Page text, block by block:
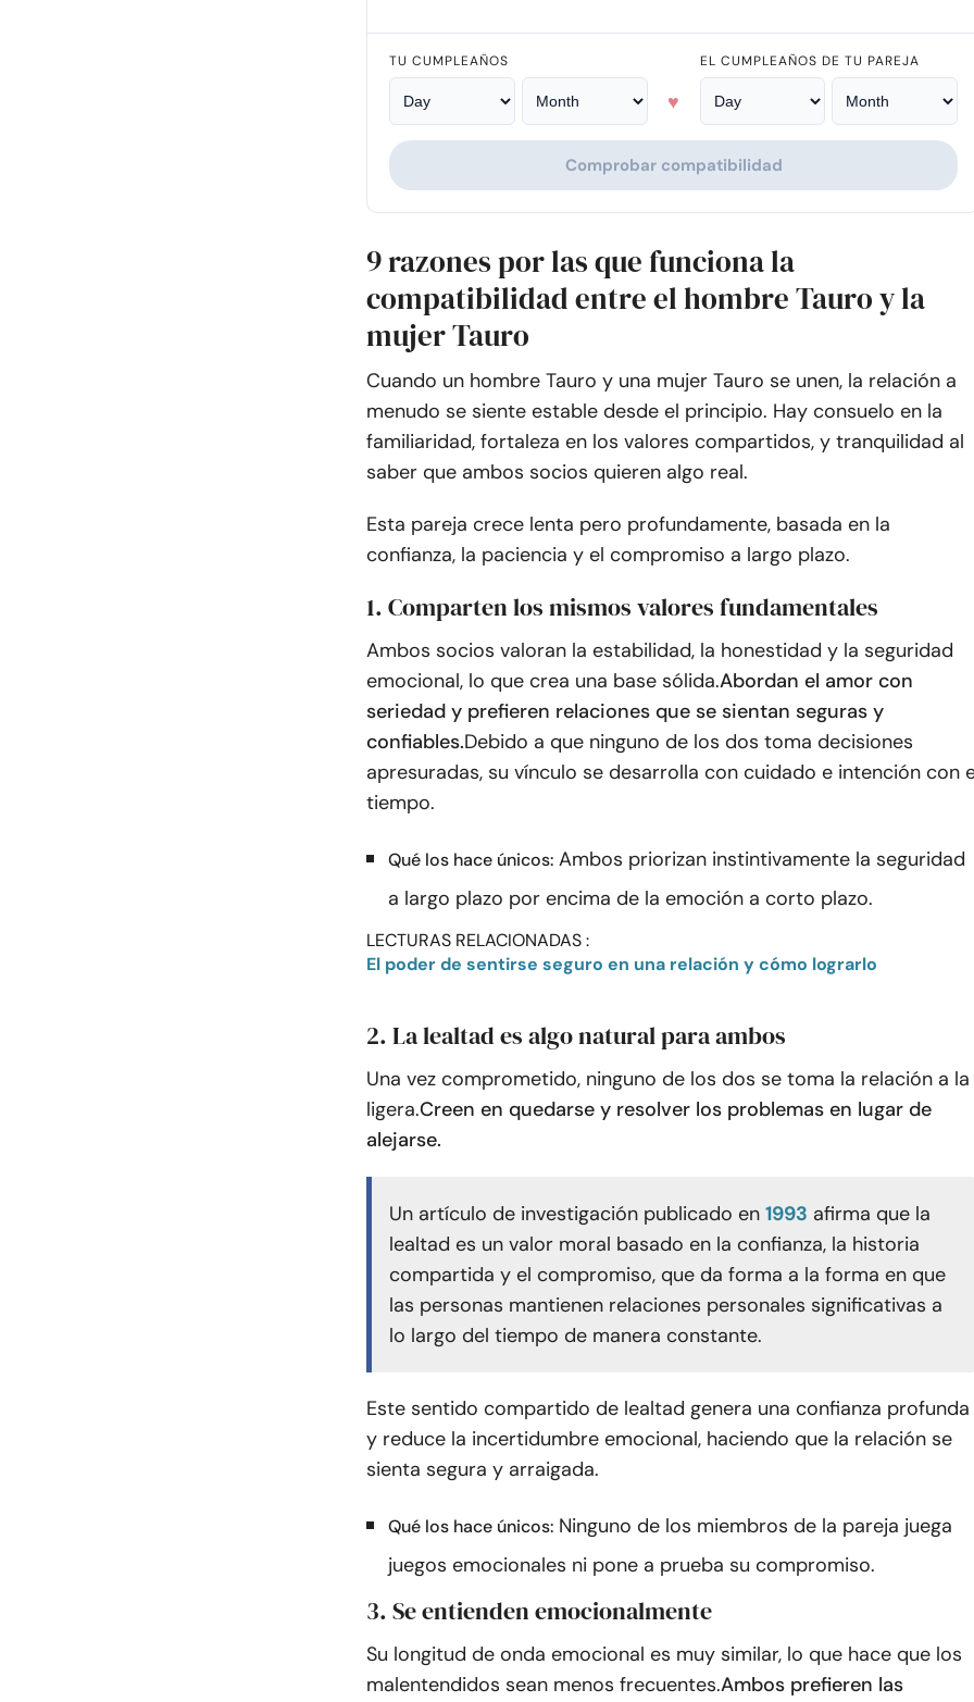
TU CUMPLEAÑOS
♥
EL CUMPLEAÑOS DE TU PAREJA
Comprobar compatibilidad
9 razones por las que funciona la
compatibilidad entre el hombre Tauro y la
mujer Tauro
Cuando un hombre Tauro y una mujer Tauro se unen, la relación a
menudo se siente estable desde el principio. Hay consuelo en la
familiaridad, fortaleza en los valores compartidos, y tranquilidad al
saber que ambos socios quieren algo real.
Esta pareja crece lenta pero profundamente, basada en la
confianza, la paciencia y el compromiso a largo plazo.
1. Comparten los mismos valores fundamentales
Ambos socios valoran la estabilidad, la honestidad y la seguridad
emocional, lo que crea una base sólida.Abordan el amor con
seriedad y prefieren relaciones que se sientan seguras y
confiables.Debido a que ninguno de los dos toma decisiones
apresuradas, su vínculo se desarrolla con cuidado e intención con
tiempo.
Qué los hace únicos: Ambos priorizan instintivamente la seguridad
a largo plazo por encima de la emoción a corto plazo.
LECTURAS RELACIONADAS :
El poder de sentirse seguro en una relación y cómo lograrlo
2. La lealtad es algo natural para ambos
Una vez comprometido, ninguno de los dos se toma la relación a la
ligera.Creen en quedarse y resolver los problemas en lugar de
alejarse.
Un artículo de investigación publicado en 1993 afirma que la
lealtad es un valor moral basado en la confianza, la historia
compartida y el compromiso, que da forma a la forma en que
las personas mantienen relaciones personales significativas a
lo largo del tiempo de manera constante.
Este sentido compartido de lealtad genera una confianza profunda
y reduce la incertidumbre emocional, haciendo que la relación se
sienta segura y arraigada.
Qué los hace únicos: Ninguno de los miembros de la pareja juega
juegos emocionales ni pone a prueba su compromiso.
3. Se entienden emocionalmente
Su longitud de onda emocional es muy similar, lo que hace que los
malentendidos sean menos frecuentes.Ambos prefieren las